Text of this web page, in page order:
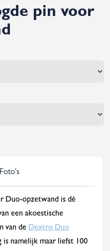
pin voor
Foto's
Duo-opzetwand is dé
een akoestische
van de Dextro Duo
is namelijk maar liefst 100